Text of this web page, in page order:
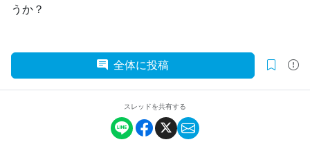
うか？
全体に投稿
スレッドを共有する